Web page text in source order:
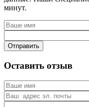
минут.
Отправить
Оставить отзыв